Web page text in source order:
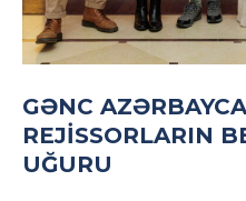
GƏNC
REJISSORLARIN
UĞURU